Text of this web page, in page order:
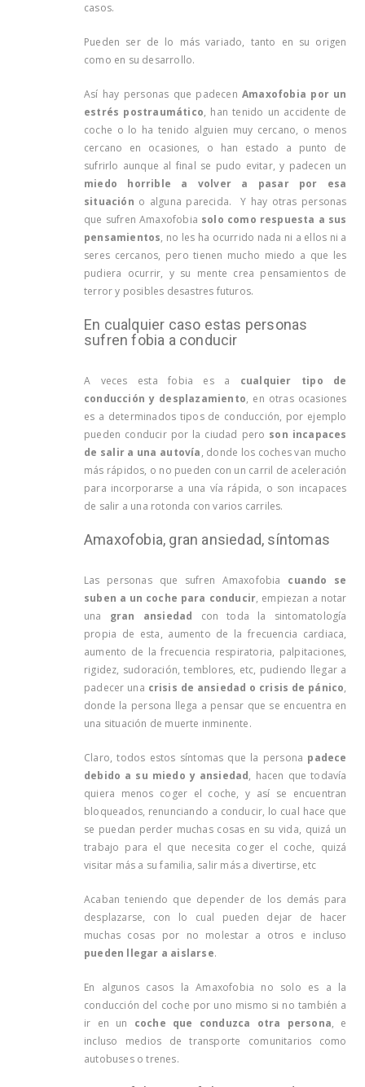
casos.
Pueden ser de lo más variado, tanto en su origen
como en su desarrollo.
Así hay personas que padecenAmaxofobia por un
estrés postraumático, han tenido un accidente de
coche o lo ha tenido alguien muy cercano, o menos
cercano en ocasiones, o han estado a punto de
sufrirlo aunque al final se pudo evitar, y padecen un
miedo horrible a volver a pasar por esa
situación o alguna parecida. Y hay otras personas
que sufren Amaxofobia solo como respuesta a sus
pensamientos, no les ha ocurrido nada ni a ellos ni a
seres cercanos, pero tienen mucho miedo a que les
pudiera ocurrir, y su mente crea pensamientos de
terror y posibles desastres futuros.
En cualquier caso estas personas
sufren fobia a conducir
A veces esta fobia es a cualquier tipo de
conducción y desplazamiento, en otras ocasiones
es a determinados tipos de conducción, por ejemplo
pueden conducir por la ciudad pero son incapaces
de salir a una autovía, donde los coches van mucho
más rápidos, o no pueden con un carril de aceleración
para incorporarse a una vía rápida, o son incapaces
de salir a una rotonda con varios carriles.
Amaxofobia, gran ansiedad, síntomas
Las personas que sufren Amaxofobia cuando se
suben a un coche para conducir, empiezan a notar
una gran ansiedad con toda la sintomatología
propia de esta, aumento de la frecuencia cardiaca,
aumento de la frecuencia respiratoria, palpitaciones,
rigidez, sudoración, temblores, etc, pudiendo llegar a
padecer una crisis de ansiedad o crisis de pánico,
donde la persona llega a pensar que se encuentra en
una situación de muerte inminente.
Claro, todos estos síntomas que la persona padece
debido a su miedo y ansiedad, hacen que todavía
quiera menos coger el coche, y así se encuentran
bloqueados, renunciando a conducir, lo cual hace que
se puedan perder muchas cosas en su vida, quizá un
trabajo para el que necesita coger el coche, quizá
visitar más a su familia, salir más a divertirse, etc
Acaban teniendo que depender de los demás para
desplazarse, con lo cual pueden dejar de hacer
muchas cosas por no molestar a otros e incluso
pueden llegar a aislarse.
En algunos casos la Amaxofobia no solo es a la
conducción del coche por uno mismo si no también a
ir en un coche que conduzca otra persona, e
incluso medios de transporte comunitarios como
autobuses o trenes.